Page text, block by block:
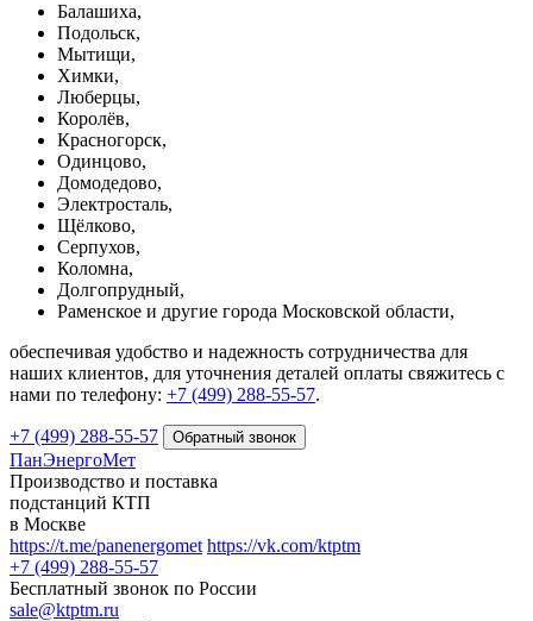
Балашиха,
Подольск,
Мытищи,
Химки,
Люберцы,
Королёв,
Красногорск,
Одинцово,
Домодедово,
Электросталь,
Щёлково,
Серпухов,
Коломна,
Долгопрудный,
Раменское и другие города Московской области,
обеспечивая удобство и надежность сотрудничества для
наших клиентов, для уточнения деталей оплаты свяжитесь с
нами по телефону: +7 (499) 288-55-57.
+7 (499) 288-55-57
ПанЭнергоМет
Производство и поставка
подстанций КТП
в Москве
https://t.me/panenergomet https://vk.com/ktptm
+7 (499) 288-55-57
Бесплатный звонок по России
sale@ktptm.ru